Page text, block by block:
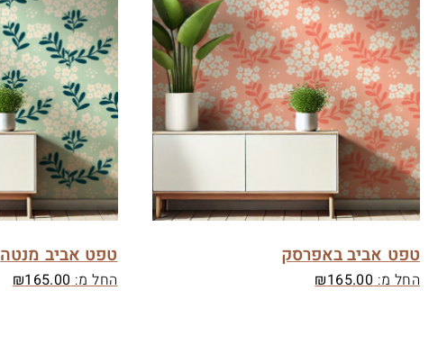
טפט אביב באפרסק
החל מ: ₪165.00
טפט אביב מנטה
החל מ: ₪165.00